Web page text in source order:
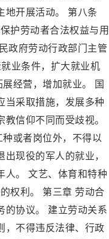
地开展活动。 第八条
护劳动者合法权益与用
政府劳动行政部门主管
业条件，扩大就业机
经营，增加就业。 国
当采取措施，发展多种
信仰不同而受歧视。
或者岗位外，不得以
现役的军人的就业，
人。 文艺、体育和特种
权利。 第三章 劳动合
的协议。 建立劳动关系
，不得违反法律、行政